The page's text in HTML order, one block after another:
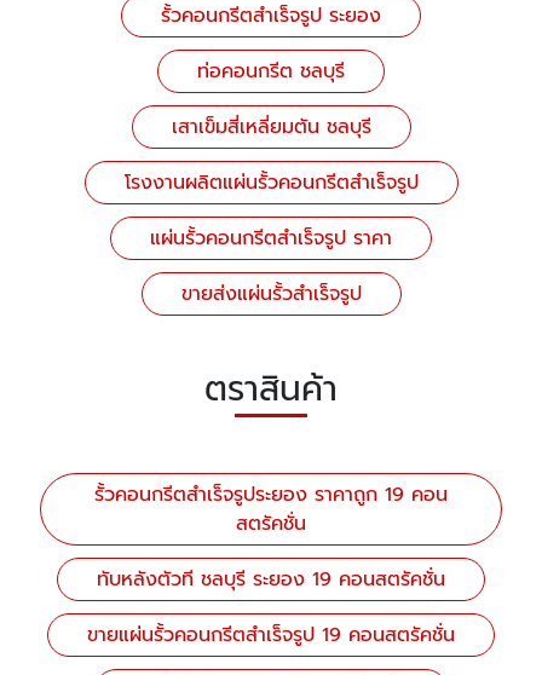
รั้วคอนกรีตสําเร็จรูป ระยอง
ท่อคอนกรีต ชลบุรี
เสาเข็มสี่เหลี่ยมตัน ชลบุรี
โรงงานผลิตแผ่นรั้วคอนกรีตสำเร็จรูป
แผ่นรั้วคอนกรีตสําเร็จรูป ราคา
ขายส่งแผ่นรั้วสำเร็จรูป
ตราสินค้า
รั้วคอนกรีตสำเร็จรูประยอง ราคาถูก 19 คอน
สตรัคชั่น
ทับหลังตัวที ชลบุรี ระยอง 19 คอนสตรัคชั่น
ขายแผ่นรั้วคอนกรีตสำเร็จรูป 19 คอนสตรัคชั่น